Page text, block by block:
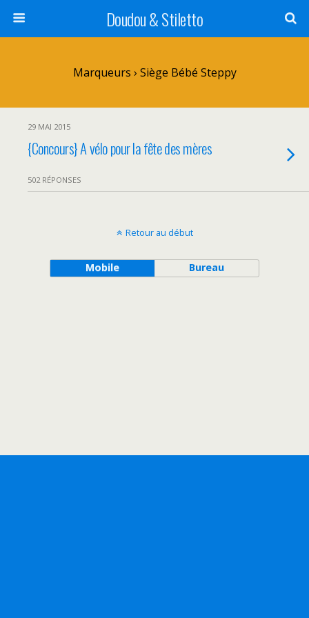
Doudou & Stiletto
Marqueurs › Siège Bébé Steppy
29 MAI 2015
{Concours} A vélo pour la fête des mères
502 RÉPONSES
Retour au début
Mobile Bureau